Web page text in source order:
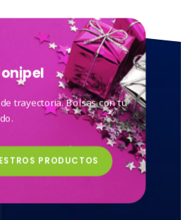
trayectoria. Bolsas con tu
PRODUCTOS